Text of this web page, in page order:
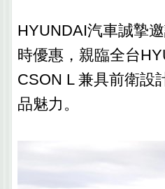
HYUNDAI汽車誠摯
時優惠，親臨全台
CSON L 兼具前衛設
品魅力。